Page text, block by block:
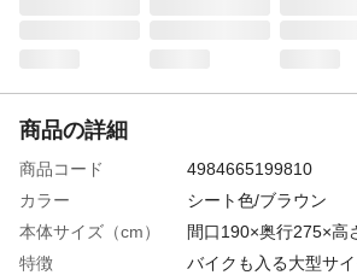
商品の詳細
商品コード
4984665199810
カラー
シート色/ブラウン
本体サイズ（cm）
間口190×奥行275×高
特徴
バイクも入る大型サ